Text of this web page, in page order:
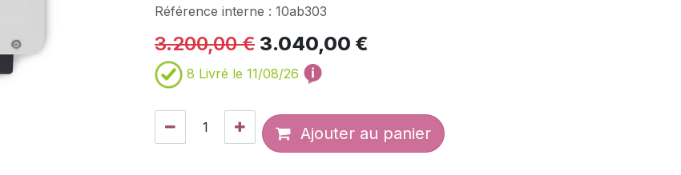
Référence interne : 10ab303
3.200,00€ 3.040,00 €
8 Livré le 11/08/26
Ajouter au panier